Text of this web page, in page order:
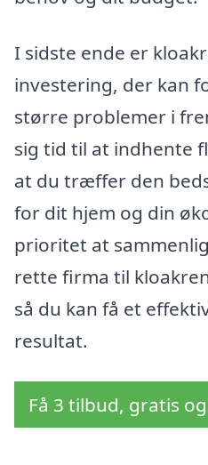
I sidste ende er
investering, der kan
større problemer i
sig tid til at indhente
at du træffer den
for dit hjem og din
prioritet at
rette firma til
så du kan få et
resultat.
Få 3 tilbud, gratis